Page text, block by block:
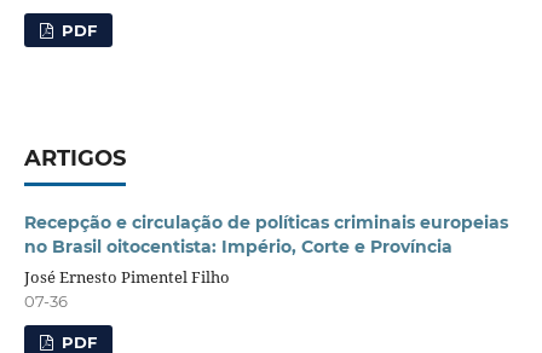
PDF
ARTIGOS
Recepção e circulação de políticas criminais europeias
no Brasil oitocentista: Império, Corte e Província
José Ernesto Pimentel Filho
07-36
PDF